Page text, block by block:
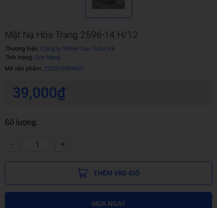
Mặt Nạ Hóa Trang 2596-14 H/12
Thương hiệu: Công ty TNHH Cao Tuấn Hà
Tình trạng: Còn hàng
Mã sản phẩm: 232010904901
39,000₫
Số lượng:
- +
THÊM VÀO GIỎ
MUA NGAY